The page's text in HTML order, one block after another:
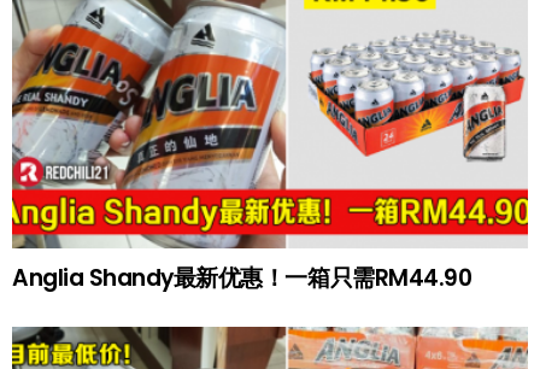
Anglia Shandy最新优惠！一箱只需RM44.90